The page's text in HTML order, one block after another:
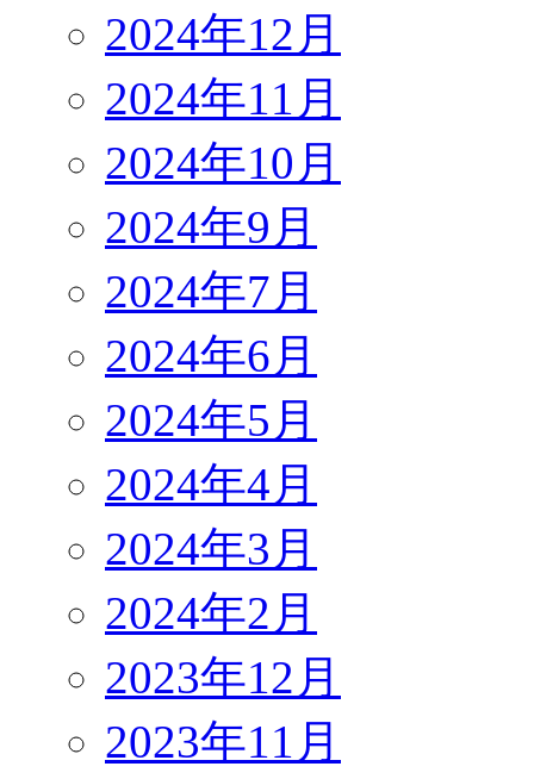
2024年12月
2024年11月
2024年10月
2024年9月
2024年7月
2024年6月
2024年5月
2024年4月
2024年3月
2024年2月
2023年12月
2023年11月